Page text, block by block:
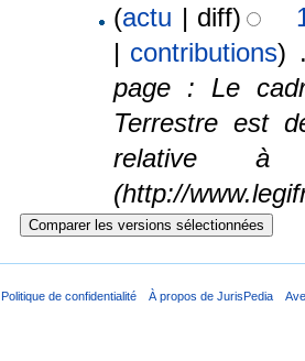
(actu | diff)
| contributions)
page : Le
Terrestre est
relative à
(http://
Politique de confidentialité À propos de JurisPedia